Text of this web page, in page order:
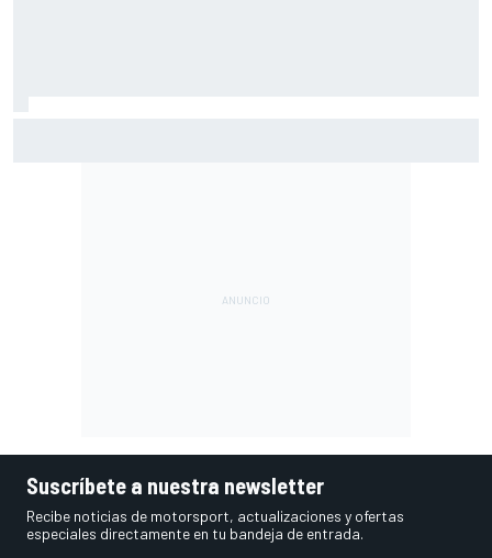
Suscríbete a nuestra newsletter
Recibe noticias de motorsport, actualizaciones y ofertas
especiales directamente en tu bandeja de entrada.